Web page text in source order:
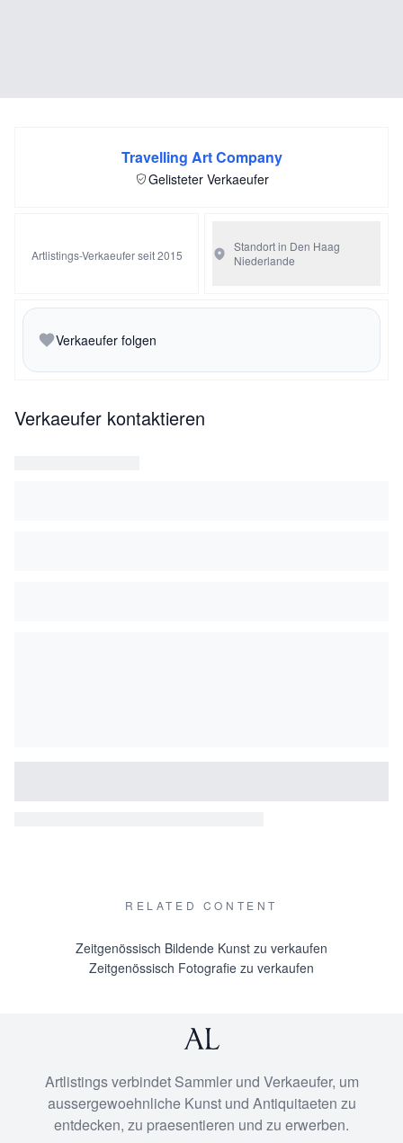
Travelling Art Company
Gelisteter Verkaeufer
Artlistings-Verkaeufer seit 2015
Standort in Den Haag
Niederlande
Verkaeufer folgen
Verkaeufer kontaktieren
RELATED CONTENT
Zeitgenössisch Bildende Kunst zu verkaufen
Zeitgenössisch Fotografie zu verkaufen
Artlistings verbindet Sammler und Verkaeufer, um
aussergewoehnliche Kunst und Antiquitaeten zu
entdecken, zu praesentieren und zu erwerben.